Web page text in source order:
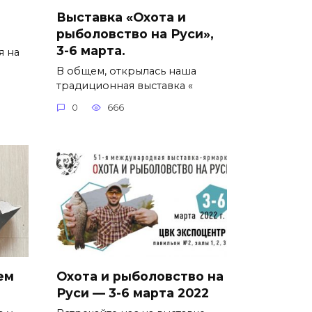
на
Выставка «Охота и
рыболовство на Руси»,
3-6 марта.
В общем, открылась наша
традиционная выставка «
0 666
Охота и рыболовство на
Руси — 3-6 марта 2022